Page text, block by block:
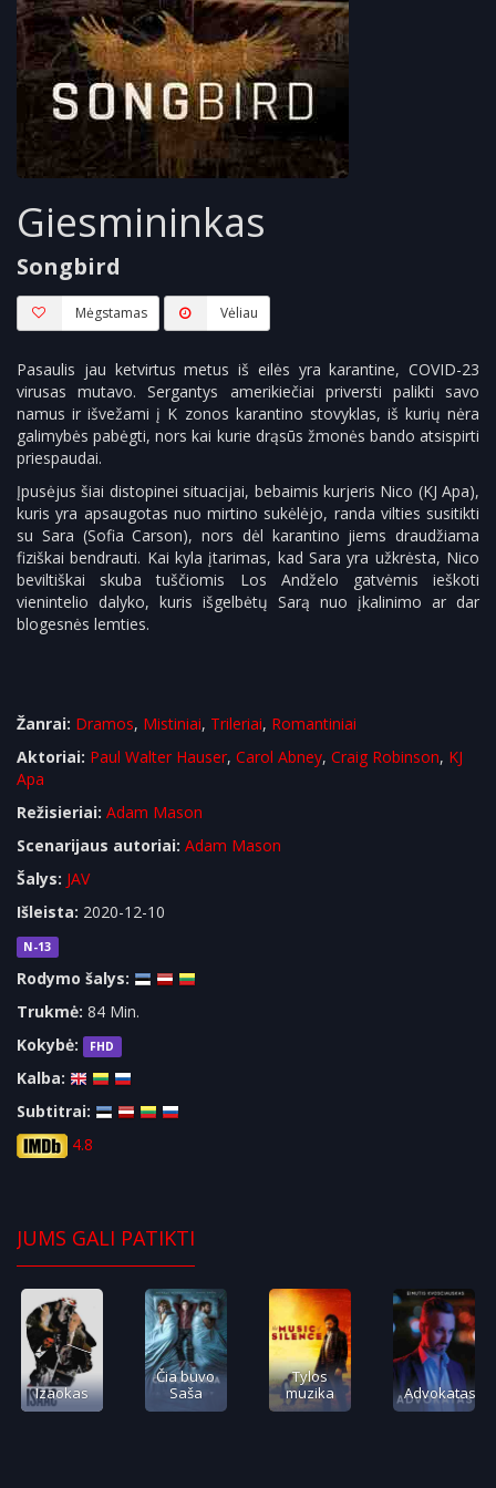
Giesmininkas
Songbird
Mėgstamas Vėliau
Pasaulis jau ketvirtus metus iš eilės yra karantine, COVID-23
virusas mutavo. Sergantys amerikiečiai priversti palikti savo
namus ir išvežami į K zonos karantino stovyklas, iš kurių nėra
galimybės pabėgti, nors kai kurie drąsūs žmonės bando atsispirti
priespaudai.
Įpusėjus šiai distopinei situacijai, bebaimis kurjeris Nico (KJ Apa),
kuris yra apsaugotas nuo mirtino sukėlėjo, randa vilties susitikti
su Sara (Sofia Carson), nors dėl karantino jiems draudžiama
fiziškai bendrauti. Kai kyla įtarimas, kad Sara yra užkrėsta, Nico
beviltiškai skuba tuščiomis Los Andželo gatvėmis ieškoti
vienintelio dalyko, kuris išgelbėtų Sarą nuo įkalinimo ar dar
blogesnės lemties.
Žanrai: Dramos, Mistiniai, Trileriai, Romantiniai
Aktoriai: Paul Walter Hauser, Carol Abney, Craig Robinson, KJ
Apa
Režisieriai: Adam Mason
Scenarijaus autoriai: Adam Mason
Šalys: JAV
Išleista: 2020-12-10
N-13
Rodymo šalys:
Trukmė: 84 Min.
Kokybė:
FHD
Kalba:
Subtitrai:
4.8
JUMS GALI PATIKTI
Izaokas
Čia buvo
Saša
Tylos
muzika
Advokatas